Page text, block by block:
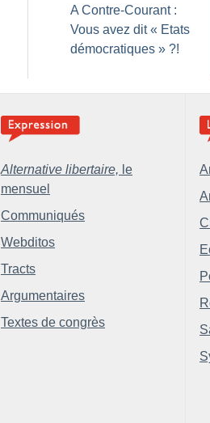
A Contre-Courant :
Vous avez dit « Etats
démocratiques » ?!
Alternative libertaire, le
mensuel
Communiqués
Webditos
Tracts
Argumentaires
Textes de congrès